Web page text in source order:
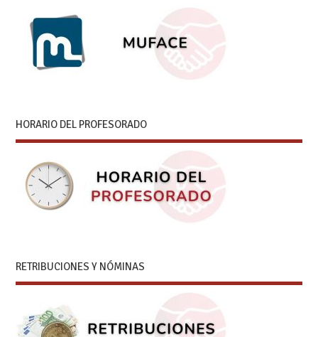
HORARIO DEL PROFESORADO
RETRIBUCIONES Y NÓMINAS